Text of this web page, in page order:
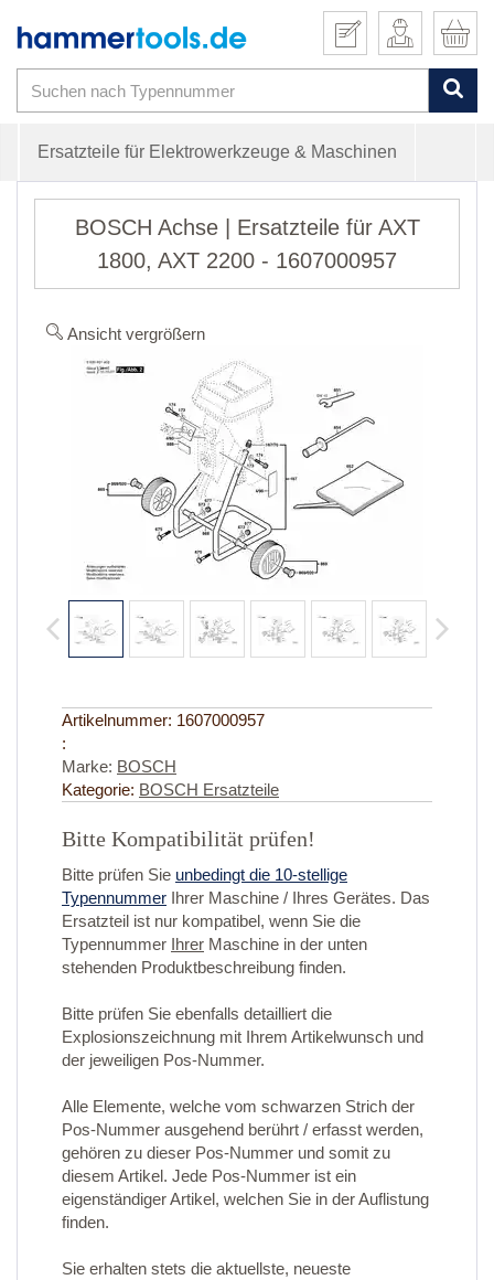
Ersatzteile für Elektrowerkzeuge & Maschinen
BOSCH Achse | Ersatzteile für AXT
1800, AXT 2200 - 1607000957
Ansicht vergrößern
Artikelnummer: 1607000957
:
Marke: BOSCH
Kategorie: BOSCH Ersatzteile
Bitte Kompatibilität prüfen!
Bitte prüfen Sie unbedingt die 10-stellige
Typennummer Ihrer Maschine / Ihres Gerätes. Das
Ersatzteil ist nur kompatibel, wenn Sie die
Typennummer Ihrer Maschine in der unten
stehenden Produktbeschreibung finden.
Bitte prüfen Sie ebenfalls detailliert die
Explosionszeichnung mit Ihrem Artikelwunsch und
der jeweiligen Pos-Nummer.
Alle Elemente, welche vom schwarzen Strich der
Pos-Nummer ausgehend berührt / erfasst werden,
gehören zu dieser Pos-Nummer und somit zu
diesem Artikel. Jede Pos-Nummer ist ein
eigenständiger Artikel, welchen Sie in der Auflistung
finden.
Sie erhalten stets die aktuellste, neueste